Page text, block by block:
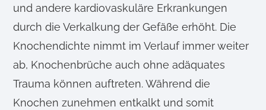
und andere kardiovaskuläre Erkrankungen
durch die Verkalkung der Gefäße erhöht. Die
Knochendichte nimmt im Verlauf immer weiter
ab, Knochenbrüche auch ohne adäquates
Trauma können auftreten. Während die
Knochen zunehmen entkalkt und somit